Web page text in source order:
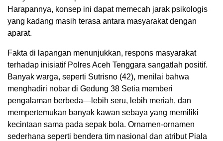
Harapannya, konsep ini dapat memecah jarak psikologis
yang kadang masih terasa antara masyarakat dengan
aparat.
Fakta di lapangan menunjukkan, respons masyarakat
terhadap inisiatif Polres Aceh Tenggara sangatlah positif.
Banyak warga, seperti Sutrisno (42), menilai bahwa
menghadiri nobar di Gedung 38 Setia memberi
pengalaman berbeda—lebih seru, lebih meriah, dan
mempertemukan banyak kawan sebaya yang memiliki
kecintaan sama pada sepak bola. Ornamen-ornamen
sederhana seperti bendera tim nasional dan atribut Piala